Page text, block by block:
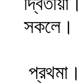
সকলে।
প্রথমা।